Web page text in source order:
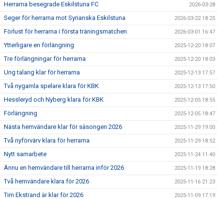
Herrarna besegrade Eskilstuna FC 2026-03-28
Seger för herrarna mot Syrianska Eskilstuna 2026-03-22 18:25
Förlust för herrarna i första träningsmatchen 2026-03-01 16:47
Ytterligare en förlängning 2025-12-20 18:07
Tre förlängningar för herrarna 2025-12-20 18:03
Ung talang klar för herrarna 2025-12-13 17:57
Två nygamla spelare klara för KBK 2025-12-13 17:50
Hessleryd och Nyberg klara för KBK 2025-12-05 18:55
Förlängning 2025-12-05 18:47
Nästa hemvändare klar för säsongen 2026 2025-11-29 19:00
Två nyförvärv klara för herrarna 2025-11-29 18:52
Nytt samarbete 2025-11-24 11:40
Ännu en hemvändare till herrarna inför 2026 2025-11-19 18:28
Två hemvändare klara för 2026 2025-11-16 21:23
Tim Ekstrand är klar för 2026 2025-11-09 17:19